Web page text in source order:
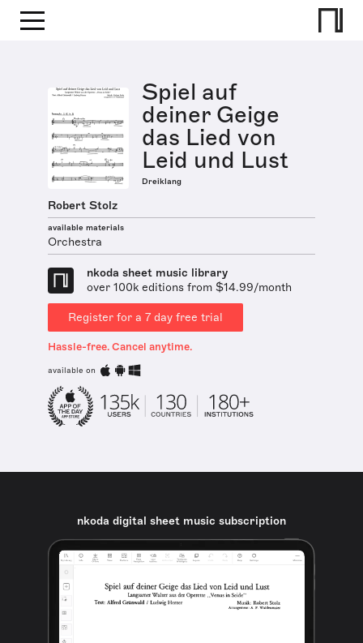
Spiel auf
deiner Geige
das Lied von
Leid und Lust
Dreiklang
Robert Stolz
available materials
Orchestra
nkoda sheet music library
over 100k editions from $14.99/month
Register for a 7 day free trial
Hassle-free. Cancel anytime.
available on
nkoda digital sheet music subscription